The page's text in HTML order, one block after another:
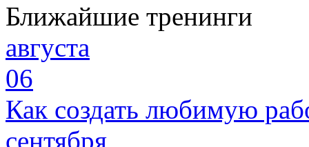
Ближайшие тренинги
августа
06
Как создать любимую
сентября